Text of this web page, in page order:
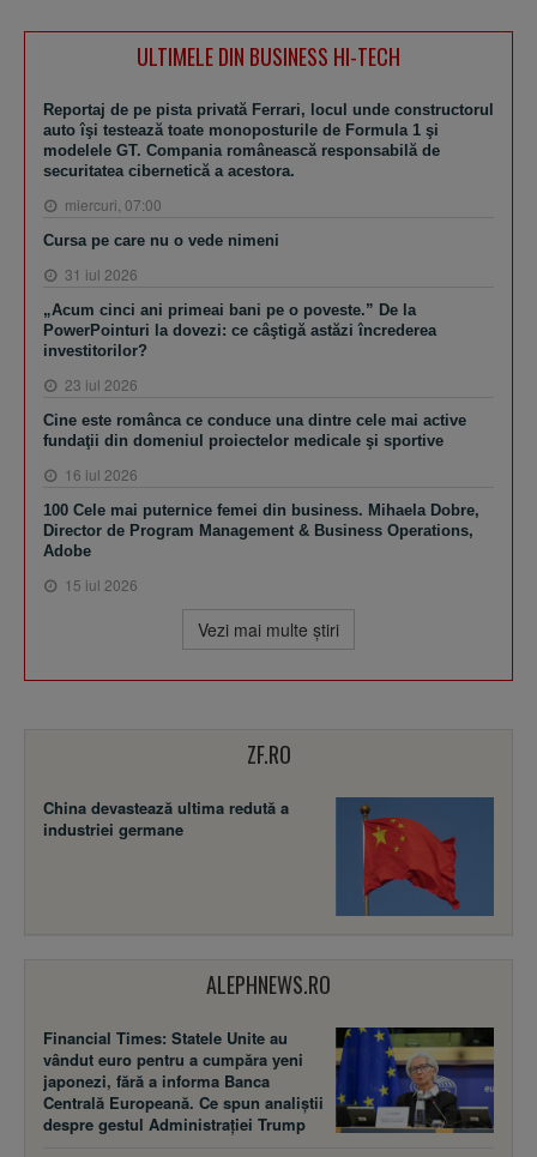
ULTIMELE DIN BUSINESS HI-TECH
Reportaj de pe pista privată Ferrari, locul unde constructorul
auto îşi testează toate monoposturile de Formula 1 şi
modelele GT. Compania românească responsabilă de
securitatea cibernetică a acestora.
miercuri, 07:00
Cursa pe care nu o vede nimeni
31 iul 2026
„Acum cinci ani primeai bani pe o poveste.” De la
PowerPointuri la dovezi: ce câştigă astăzi încrederea
investitorilor?
23 iul 2026
Cine este românca ce conduce una dintre cele mai active
fundaţii din domeniul proiectelor medicale şi sportive
16 iul 2026
100 Cele mai puternice femei din business. Mihaela Dobre,
Director de Program Management & Business Operations,
Adobe
15 iul 2026
Vezi mai multe ştiri
ZF.RO
China devastează ultima redută a
industriei germane
ALEPHNEWS.RO
Financial Times: Statele Unite au
vândut euro pentru a cumpăra yeni
japonezi, fără a informa Banca
Centrală Europeană. Ce spun analiștii
despre gestul Administrației Trump